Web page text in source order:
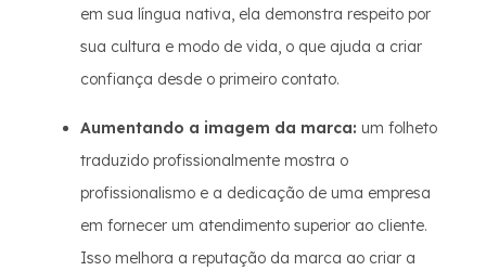
em sua língua nativa, ela demonstra respeito por
sua cultura e modo de vida, o que ajuda a criar
confiança desde o primeiro contato.
Aumentando a imagem da marca: um folheto
traduzido profissionalmente mostra o
profissionalismo e a dedicação de uma empresa
em fornecer um atendimento superior ao cliente.
Isso melhora a reputação da marca ao criar a